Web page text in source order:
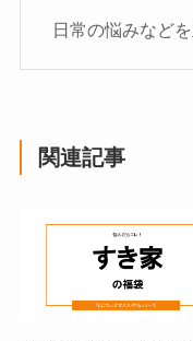
日常の悩みなど
関連記事